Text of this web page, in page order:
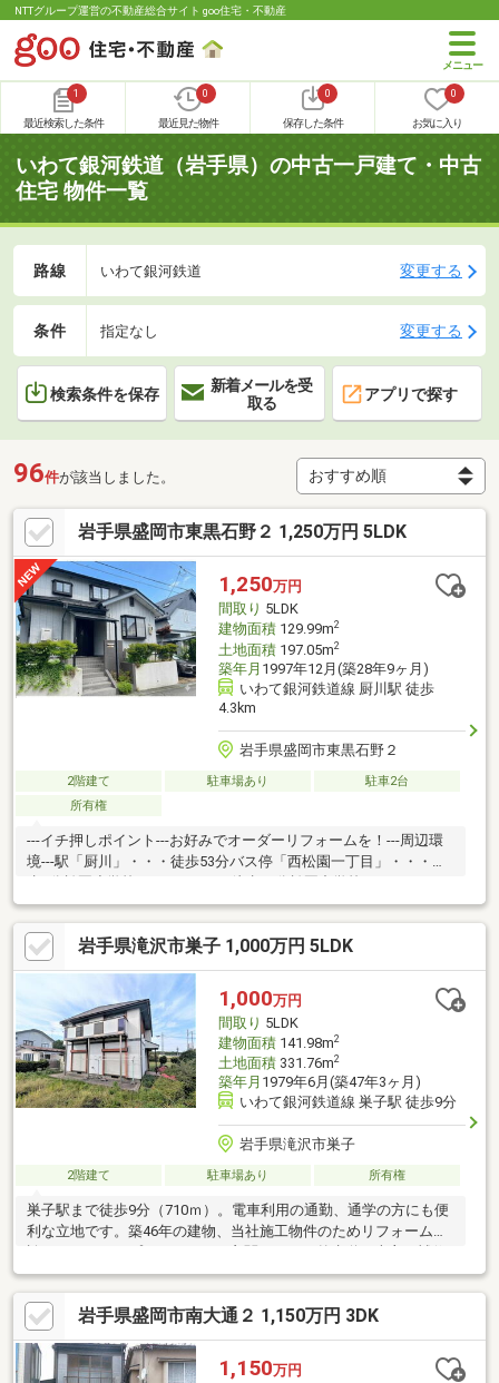
NTTグループ運営の不動産総合サイト goo住宅・不動産
1
最近検索した条件
0
最近見た物件
0
保存した条件
0
お気に入り
いわて銀河鉄道（岩手県）の中古一戸建て・中古
住宅 物件一覧
路線 いわて銀河鉄道 変更する
条件 指定なし 変更する
検索条件を保存
新着メールを受
取る
アプリで探す
96件が該当しました。
岩手県盛岡市東黒石野２ 1,250万円 5LDK
1,250万円
間取り 5LDK
建物面積129.99m2
土地面積197.05m2
築年月 1997年12月(築28年9ヶ月)
いわて銀河鉄道線 厨川駅 徒歩
4.3km
岩手県盛岡市東黒石野２
2階建て 駐車場あり
駐車2台
所有権
---イチ押しポイント---お好みでオーダーリフォームを！---周辺環
境---駅「厨川」・・・徒歩53分バス停「西松園一丁目」・・・徒
（徒歩23分）
岩手県滝沢市巣子 1,000万円 5LDK
1,000万円
間取り 5LDK
建物面積141.98m2
土地面積331.76m2
築年月 1979年6月(築47年3ヶ月)
いわて銀河鉄道線 巣子駅 徒歩9分
岩手県滝沢市巣子
2階建て 駐車場あり 所有権
巣子駅まで徒歩9分（710ｍ）。電車利用の通勤、通学の方にも便
利な立地です。築46年の建物、当社施工物件のためリフォーム相
してお引き渡しします。
岩手県盛岡市南大通２ 1,150万円 3DK
1,150万円